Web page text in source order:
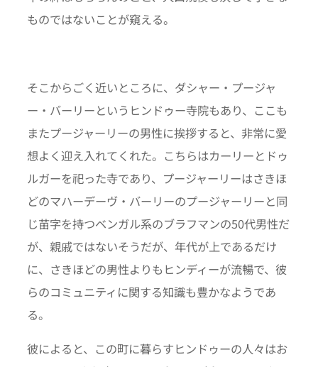
ものではないことが窺える。
そこからごく近いところに、ダシャー・プージャ
ー・バーリーというヒンドゥー寺院もあり、ここも
またプージャーリーの男性に挨拶すると、非常に愛
想よく迎え入れてくれた。こちらはカーリーとドゥ
ルガーを祀った寺であり、プージャーリーはさきほ
どのマハーデーヴ・バーリーのプージャーリーと同
じ苗字を持つベンガル系のブラフマンの50代男性だ
が、親戚ではないそうだが、年代が上であるだけ
に、さきほどの男性よりもヒンディーが流暢で、彼
らのコミュニティに関する知識も豊かなようであ
る。
彼によると、この町に暮らすヒンドゥーの人々はお